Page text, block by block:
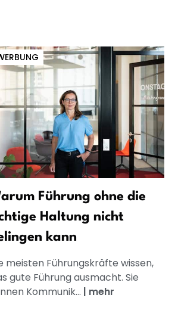
Führung ohne die
Haltung nicht
kann
meisten Führungskräfte wissen,
gute Führung ausmacht. Sie
Kommunik... | mehr